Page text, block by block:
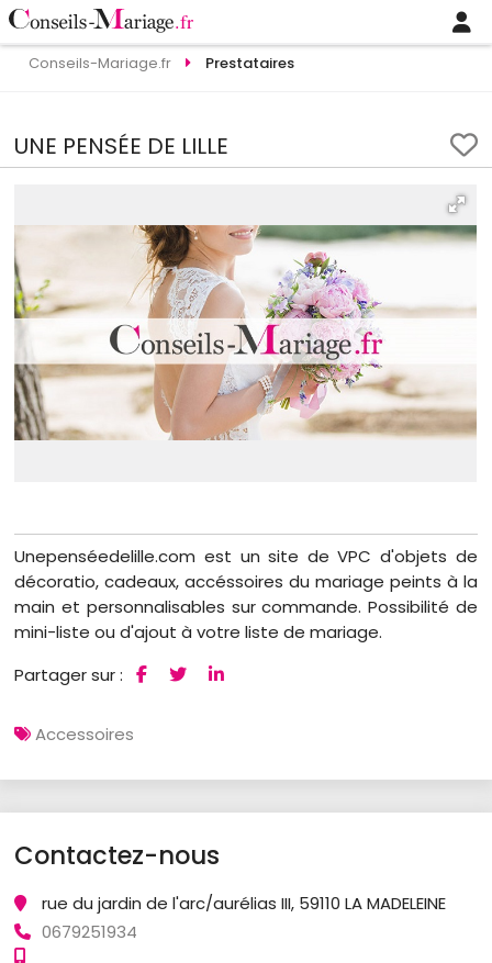
Conseils-Mariage.fr Prestataires
UNE PENSÉE DE LILLE
Unepenséedelille.com est un site de VPC d'objets de
décoratio, cadeaux, accéssoires du mariage peints à la
main et personnalisables sur commande. Possibilité de
mini-liste ou d'ajout à votre liste de mariage.
Partager sur :
Accessoires
Contactez-nous
rue du jardin de l'arc/aurélias III, 59110 LA MADELEINE
0679251934